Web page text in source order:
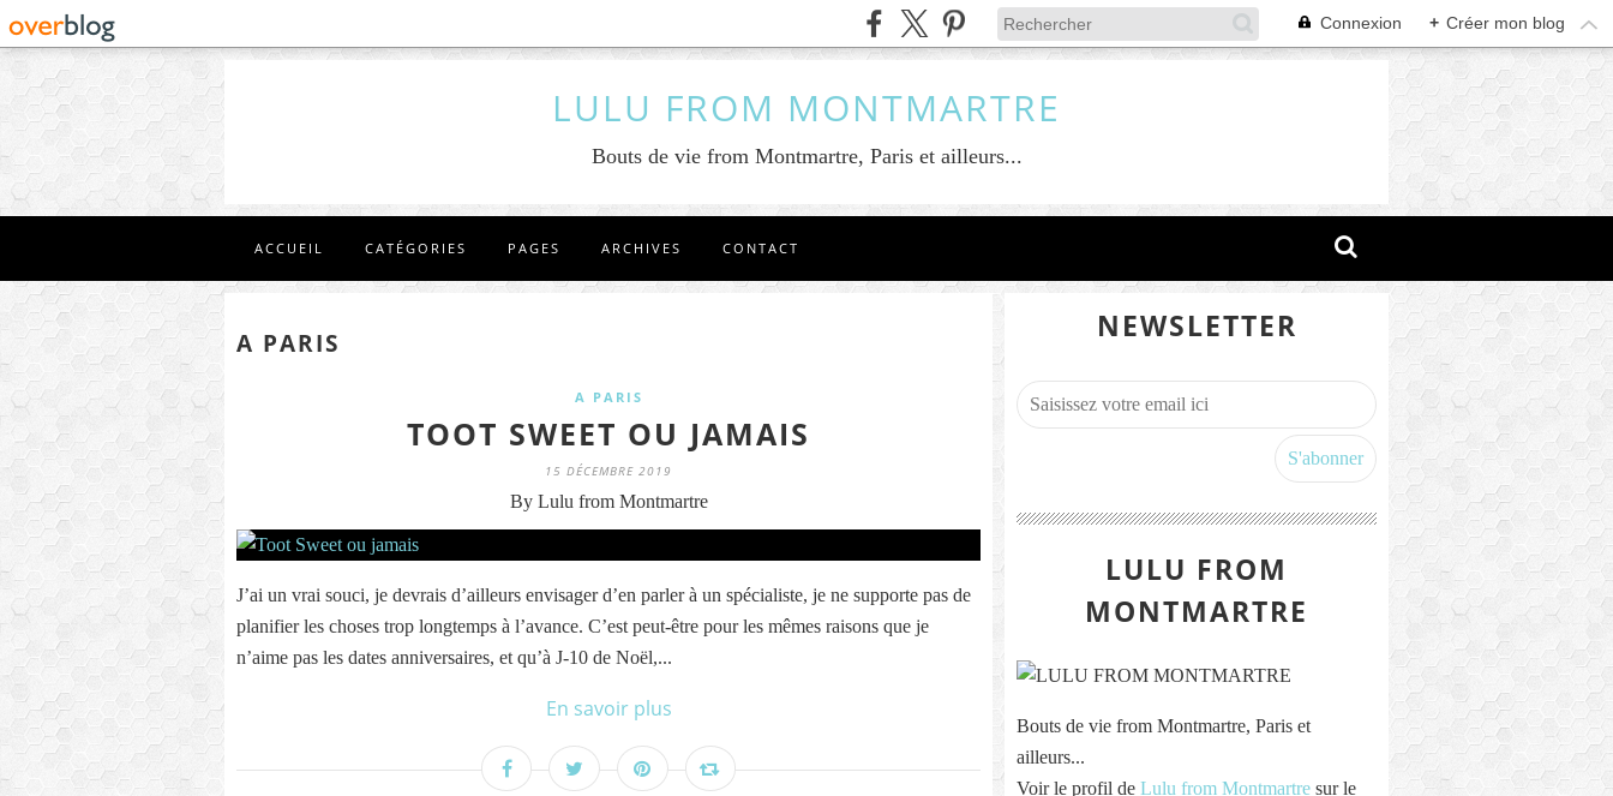
Connexion + Créer mon blog
LULU FROM MONTMARTRE
Bouts de vie from Montmartre, Paris et ailleurs...
ACCUEIL CATÉGORIES PAGES ARCHIVES CONTACT
A PARIS
A PARIS
TOOT SWEET OU JAMAIS
15 DÉCEMBRE 2019
By Lulu from Montmartre
J’ai un vrai souci, je devrais d’ailleurs envisager d’en parler à un spécialiste, je ne supporte pas de
planifier les choses trop longtemps à l’avance. C’est peut-être pour les mêmes raisons que je
n’aime pas les dates anniversaires, et qu’à J-10 de Noël,...
En savoir plus
NEWSLETTER
LULU FROM
MONTMARTRE
Bouts de vie from Montmartre, Paris et
ailleurs...
Voir le profil de Lulu from Montmartre sur le